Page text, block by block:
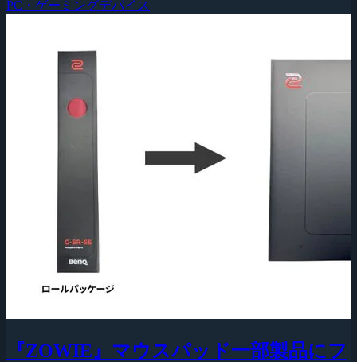
PC・ゲーミングデバイス
『ZOWIE』マウスパッド一部製品にフ